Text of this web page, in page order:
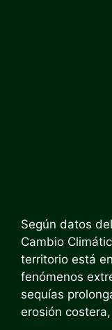
Según datos
Cambio
territorio está
fenómenos
sequías
erosión